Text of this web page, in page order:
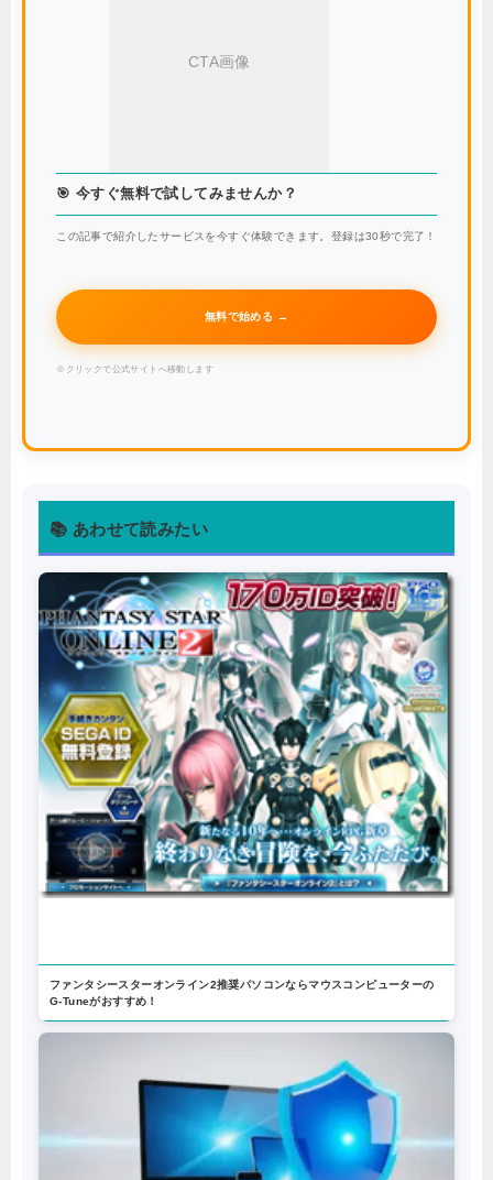
CTA画像
🎯 今すぐ無料で試してみませんか？
この記事で紹介したサービスを今すぐ体験できます。登録は30秒で完了！
無料で始める →
※クリックで公式サイトへ移動します
📚 あわせて読みたい
ファンタシースターオンライン2推奨パソコンならマウスコンピューターの
G-Tuneがおすすめ！